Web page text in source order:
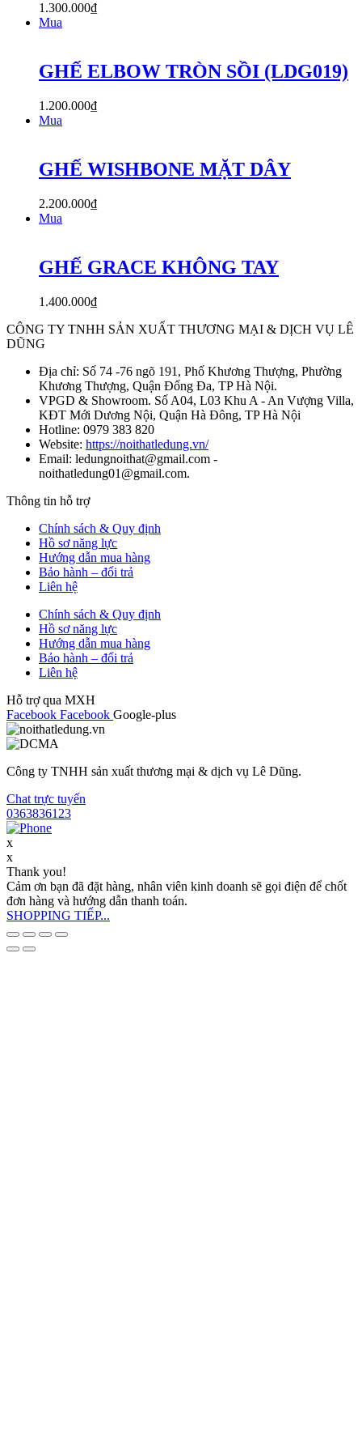
1.300.000₫
Mua
GHẾ ELBOW TRÒN SỒI (LDG019)
1.200.000₫
Mua
GHẾ WISHBONE MẶT DÂY
2.200.000₫
Mua
GHẾ GRACE KHÔNG TAY
1.400.000₫
CÔNG TY TNHH SẢN XUẤT THƯƠNG MẠI & DỊCH VỤ LÊ
DŨNG
Địa chỉ: Số 74 -76 ngõ 191, Phố Khương Thượng, Phường
Khương Thượng, Quận Đống Đa, TP Hà Nội.
VPGD & Showroom. Số A04, L03 Khu A - An Vượng Villa,
KĐT Mới Dương Nội, Quận Hà Đông, TP Hà Nội
Hotline: 0979 383 820
Website: https://noithatledung.vn/
Email: ledungnoithat@gmail.com -
noithatledung01@gmail.com.
Thông tin hỗ trợ
Chính sách & Quy định
Hồ sơ năng lực
Hướng dẫn mua hàng
Bảo hành – đổi trả
Liên hệ
Chính sách & Quy định
Hồ sơ năng lực
Hướng dẫn mua hàng
Bảo hành – đổi trả
Liên hệ
Hỗ trợ qua MXH
Facebook Facebook Google-plus
Công ty TNHH sản xuất thương mại & dịch vụ Lê Dũng.
Chat trực tuyến
0363836123
x
x
Thank you!
Cảm ơn bạn đã đặt hàng, nhân viên kinh doanh sẽ gọi điện để chốt
đơn hàng và hướng dẫn thanh toán.
SHOPPING TIẾP...